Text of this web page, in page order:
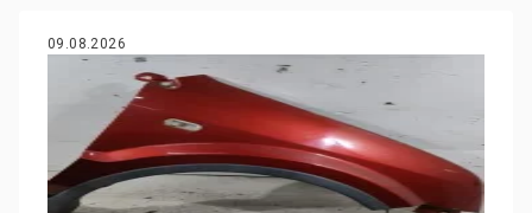
09.08.2026